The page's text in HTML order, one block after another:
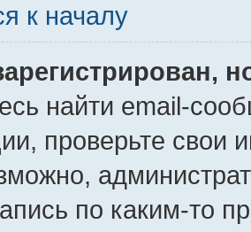
к началу
найти email-
проверьте свои
по каким-то